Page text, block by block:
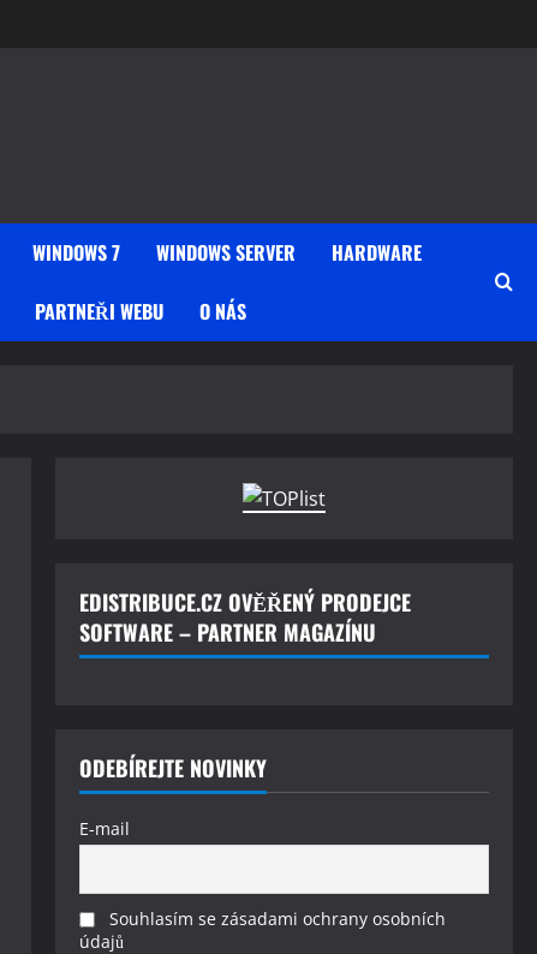
WINDOWS 7 WINDOWS SERVER HARDWARE
PARTNEŘI WEBU O NÁS
EDISTRIBUCE.CZ OVĚŘENÝ PRODEJCE
SOFTWARE – PARTNER MAGAZÍNU
ODEBÍREJTE NOVINKY
E-mail
Souhlasím se zásadami ochrany osobních
údajů